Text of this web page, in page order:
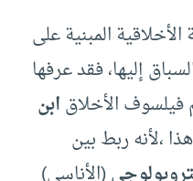
المبنية على
إليها، فقد عرفها
فيلسوف الأخلاقابن
،لأنه ربط بين